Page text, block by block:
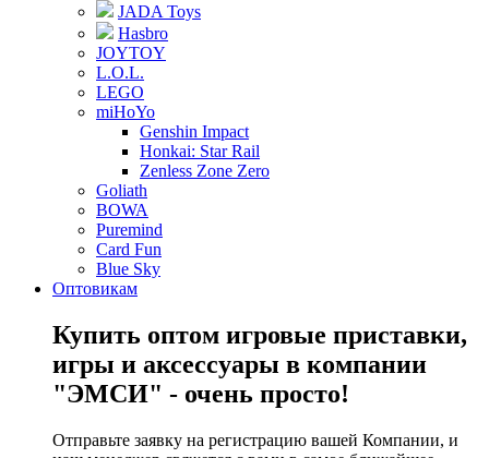
JADA Toys
Hasbro
JOYTOY
L.O.L.
LEGO
miHoYo
Genshin Impact
Honkai: Star Rail
Zenless Zone Zero
Goliath
BOWA
Puremind
Card Fun
Blue Sky
Оптовикам
Купить оптом игровые приставки,
игры и аксессуары в компании
"ЭМСИ" - очень просто!
Отправьте заявку на регистрацию вашей Компании, и